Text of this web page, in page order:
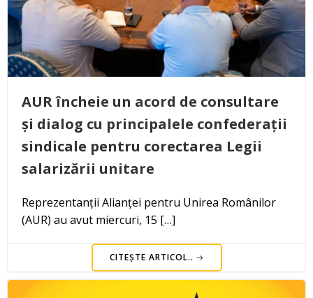
AUR încheie un acord de consultare
și dialog cu principalele confederații
sindicale pentru corectarea Legii
salarizării unitare
Reprezentanții Alianței pentru Unirea Românilor
(AUR) au avut miercuri, 15 […]
CITEȘTE ARTICOL..